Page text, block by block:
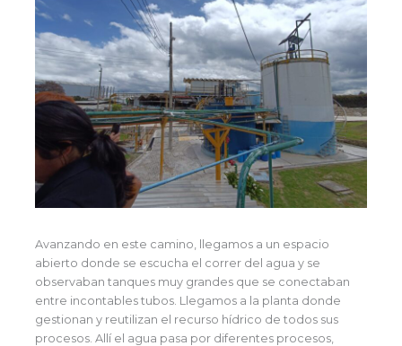
Avanzando en este camino, llegamos a un espacio
abierto donde se escucha el correr del agua y se
observaban tanques muy grandes que se conectaban
entre incontables tubos. Llegamos a la planta donde
gestionan y reutilizan el recurso hídrico de todos sus
procesos. Allí el agua pasa por diferentes procesos,